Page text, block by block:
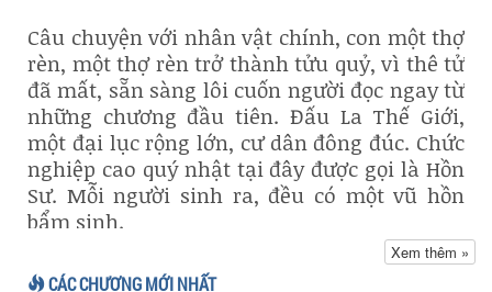
Câu chuyện với nhân vật chính, con một thợ
rèn, một thợ rèn trở thành tửu quỷ, vì thê tử
đã mất, sẵn sàng lôi cuốn người đọc ngay từ
những chương đầu tiên. Đấu La Thế Giới,
một đại lục rộng lớn, cư dân đông đúc. Chức
nghiệp cao quý nhật tại đây được gọi là Hồn
Sư. Mỗi người sinh ra, đều có một vũ hồn
bẩm sinh.
Vũ hồn có thể là cái cày, cái cuốc, liêm đao
Xem thêm »
CÁC CHƯƠNG MỚI NHẤT